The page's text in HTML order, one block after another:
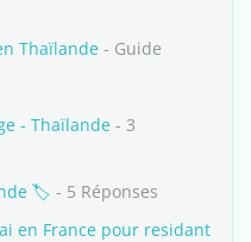
Thaïlande - Guide
- Thaïlande - 3
🏷️ - 5 Réponses
en France pour residant